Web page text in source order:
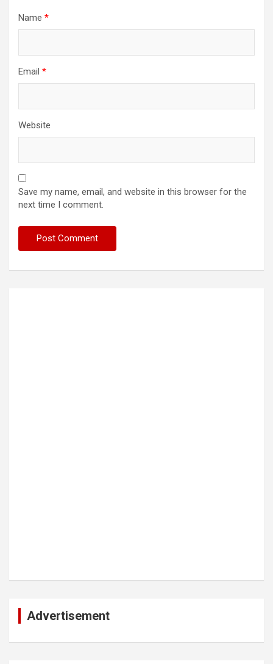
Name *
Email *
Website
Save my name, email, and website in this browser for the
next time I comment.
Advertisement